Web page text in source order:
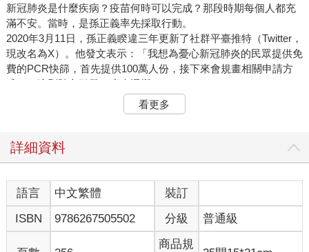
新冠肺炎是什麼疾病？疫苗何時可以完成？那段時期每個人都充
滿不安。當時，是孫正義率先採取行動。
2020年3月11日，孫正義睽違三年更新了社群平臺推特（Twitter，
現改名為X）。他發文表示：「我想為憂心新冠肺炎的民眾提供免
費的PCR快篩，首先提供100萬人份，接下來會規畫相關申請方
式。」這則貼文引發了廣大迴響。
人們活在不安之中，對經濟活動停止、社會停滯充滿危機感，於
是孫正義對身為CSR區域經理的我下達「籌備PCR檢測中心」的
現在大家熟知的PCR檢測，在當時根本是聽都沒聽過。我沒有任
哪些成員參與？費用是多少？我根本毫無頭緒。
我身邊包含孫正義在內，沒有人具備籌設PCR檢測中心的必要資
訊。雖然我接下指示，卻完全搞不清楚狀況，也不知道從何著
手，甚至連哪裡不懂都不知道。
看更多
詳細資料
語言 中文繁體
裝訂
ISBN
9786267505502 分級 普通級
商品規